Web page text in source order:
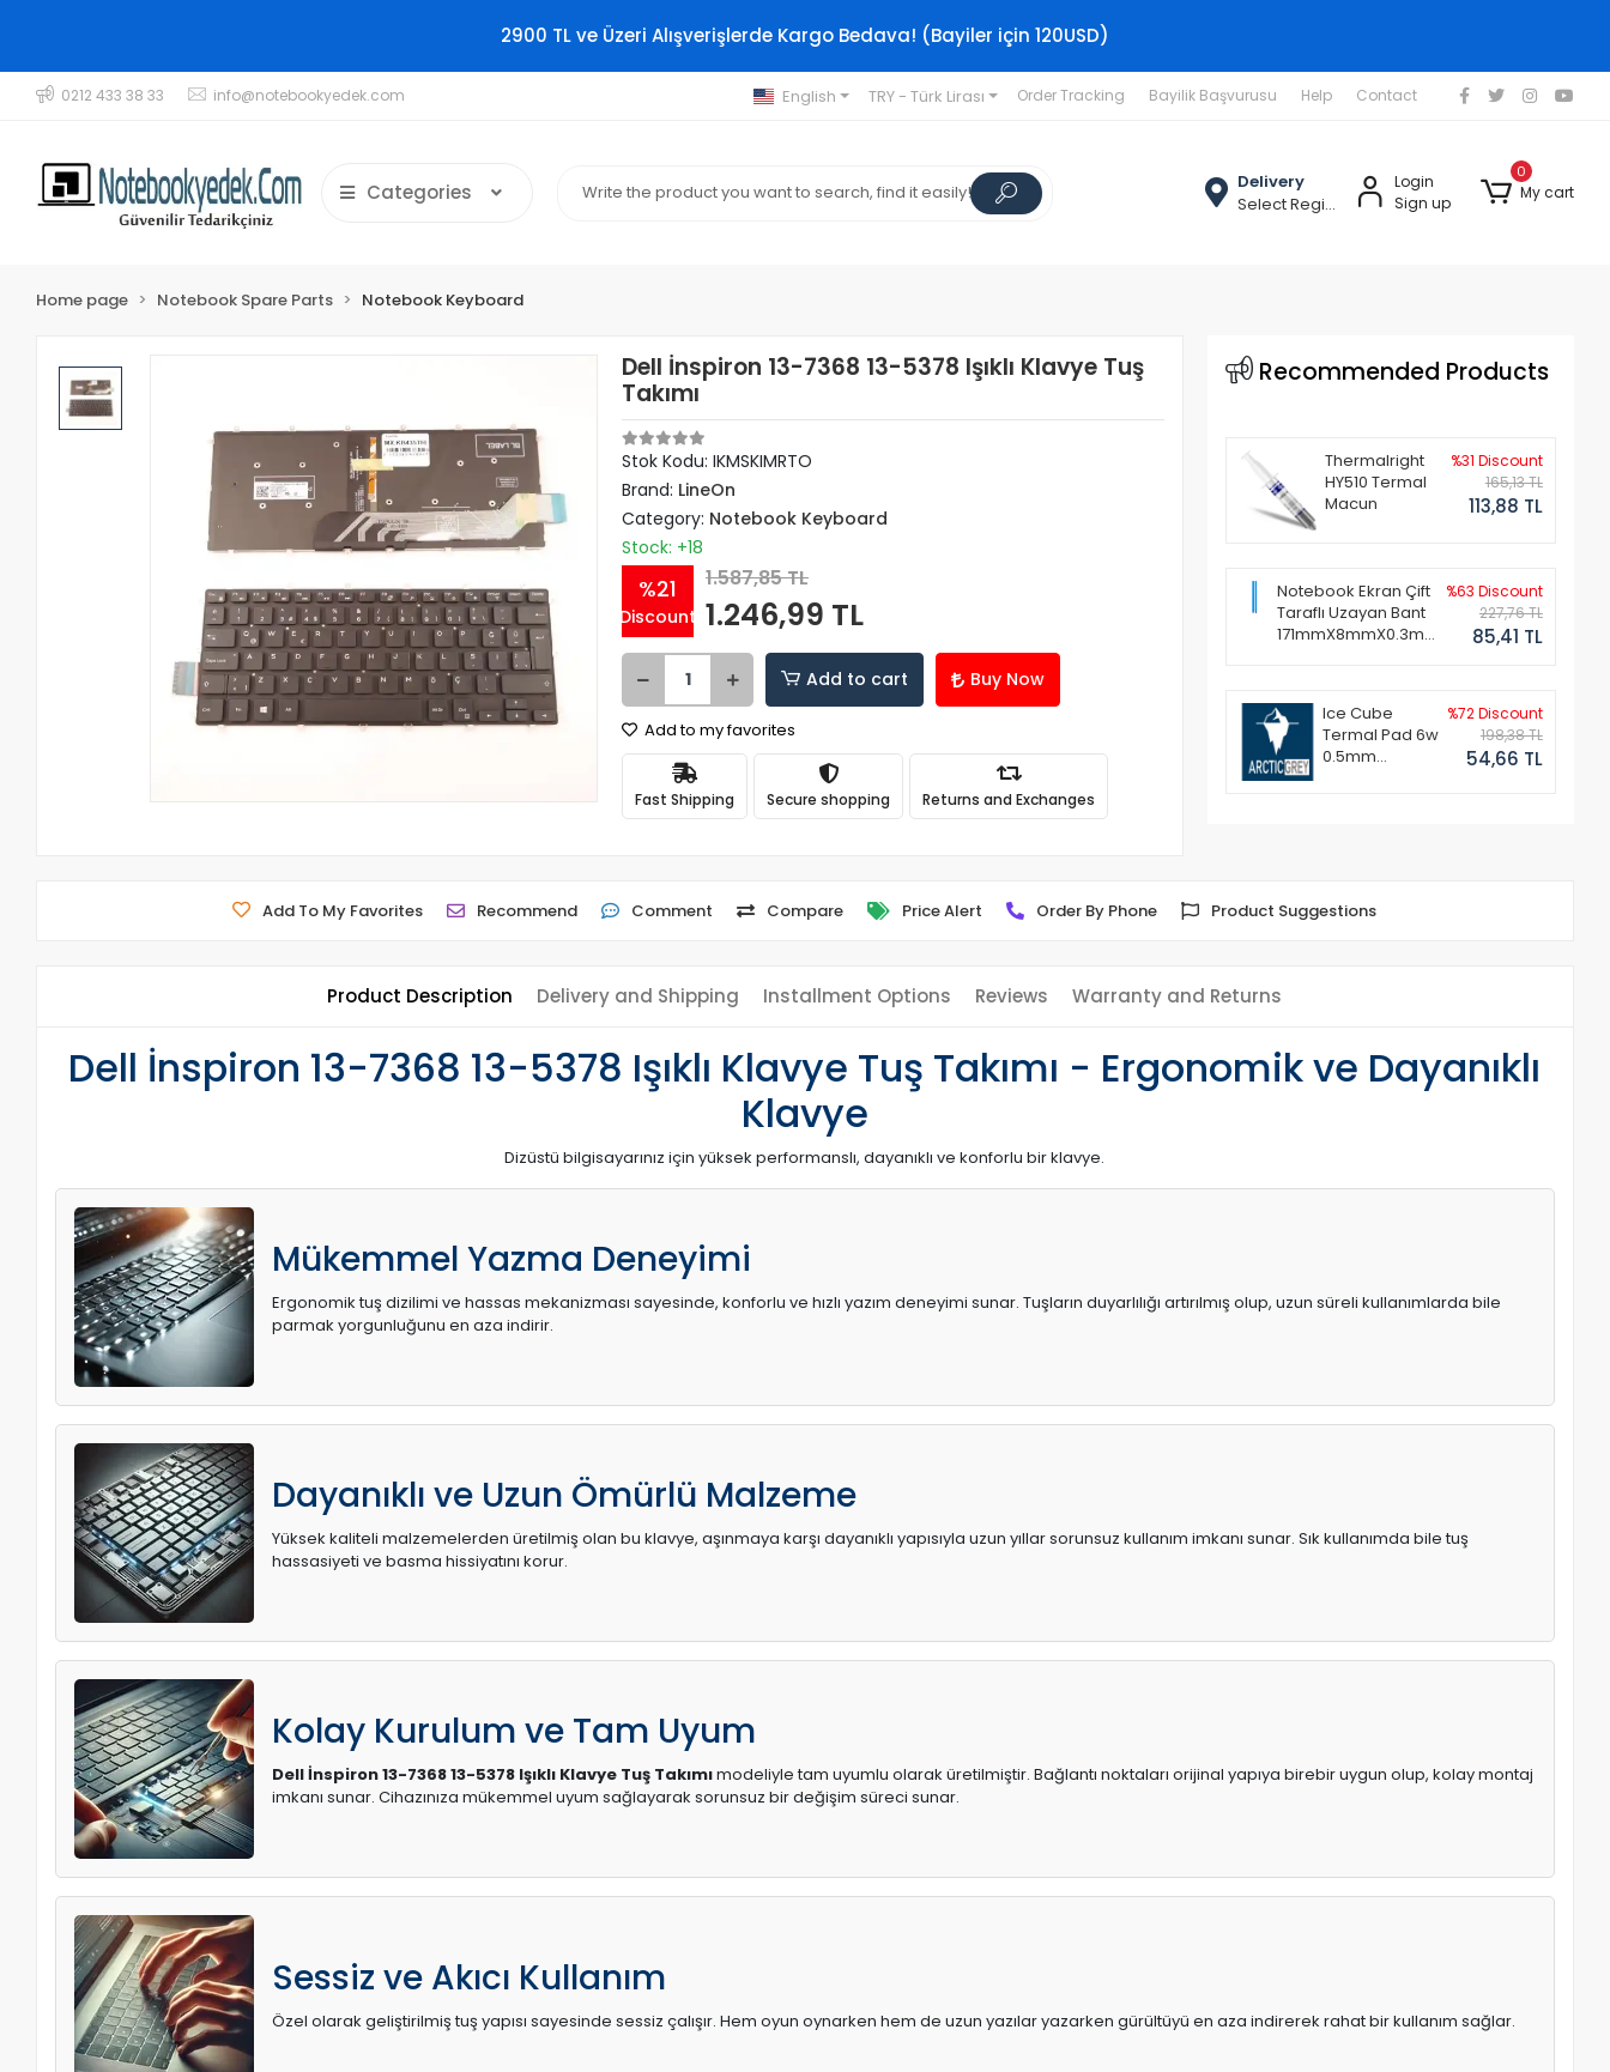
2900 TL ve Üzeri Alışverişlerde Kargo Bedava! (Bayiler için 120USD)
0212 433 38 33 info@notebookyedek.com English TRY - Türk Lirası Order Tracking Bayilik Başvurusu Help Contact
Categories
Delivery
Select Region
Login
Sign up
0
My cart
Home page Notebook Spare Parts Notebook Keyboard
Dell İnspiron 13-7368 13-5378 Işıklı Klavye Tuş
Takımı
Stok Kodu: IKMSKIMRTO
Brand: LineOn
Category: Notebook Keyboard
Stock: +18
%21
Discount
1.587,85 TL
1.246,99 TL
Add to cart Buy Now
Add to my favorites
Fast Shipping Secure shopping Returns and Exchanges
Recommended Products
Thermalright
HY510 Termal
Macun
%31 Discount
165,13 TL
113,88 TL
Notebook Ekran Çift
Taraflı Uzayan Bant
171mmX8mmX0.3mm
%63 Discount
227,76 TL
85,41 TL
Ice Cube
Termal Pad 6w
0.5mm
%72 Discount
198,38 TL
54,66 TL
Add To My Favorites Recommend Comment Compare Price Alert Order By Phone Product Suggestions
Product Description Delivery and Shipping Installment Options Reviews Warranty and Returns
Dell İnspiron 13-7368 13-5378 Işıklı Klavye Tuş Takımı - Ergonomik ve Dayanıklı
Klavye
Dizüstü bilgisayarınız için yüksek performanslı, dayanıklı ve konforlu bir klavye.
Mükemmel Yazma Deneyimi
Ergonomik tuş dizilimi ve hassas mekanizması sayesinde, konforlu ve hızlı yazım deneyimi sunar. Tuşların duyarlılığı artırılmış olup, uzun süreli kullanımlarda bile
parmak yorgunluğunu en aza indirir.
Dayanıklı ve Uzun Ömürlü Malzeme
Yüksek kaliteli malzemelerden üretilmiş olan bu klavye, aşınmaya karşı dayanıklı yapısıyla uzun yıllar sorunsuz kullanım imkanı sunar. Sık kullanımda bile tuş
hassasiyeti ve basma hissiyatını korur.
Kolay Kurulum ve Tam Uyum
Dell İnspiron 13-7368 13-5378 Işıklı Klavye Tuş Takımımodeliyle tam uyumlu olarak üretilmiştir. Bağlantı noktaları orijinal yapıya birebir uygun olup, kolay montaj
imkanı sunar. Cihazınıza mükemmel uyum sağlayarak sorunsuz bir değişim süreci sunar.
Sessiz ve Akıcı Kullanım
Özel olarak geliştirilmiş tuş yapısı sayesinde sessiz çalışır. Hem oyun oynarken hem de uzun yazılar yazarken gürültüyü en aza indirerek rahat bir kullanım sağlar.